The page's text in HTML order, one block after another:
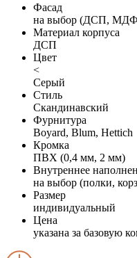
Фасад
на выбор (ДСП,
Материал корпуса
ДСП
Цвет
<
Серый
Стиль
Скандинавский
Фурнитура
Boyard, Blum, Hettich
Кромка
ПВХ (0,4 мм, 2 мм)
Внутреннее
на выбор (полки,
Размер
индивидуальный
Цена
указана за базовую